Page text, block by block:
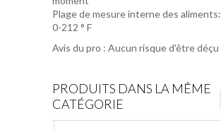
Plage de mesure interne des aliments:
0-212 ° F
Avis du pro : Aucun risque d'être déçu
PRODUITS DANS LA MÊME
CATÉGORIE